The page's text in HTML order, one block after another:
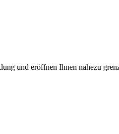
und eröffnen Ihnen nahezu